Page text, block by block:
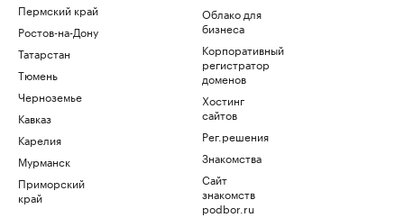
Пермский край
Ростов-на-Дону
Татарстан
Тюмень
Черноземье
Кавказ
Карелия
Мурманск
Приморский
край
Облако для
бизнеса
Корпоративный
регистратор
доменов
Хостинг
сайтов
Рег.решения
Знакомства
Сайт
знакомств
podbor.ru